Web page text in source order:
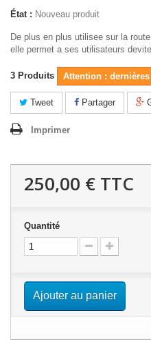
État : Nouveau produit
De plus en plus utilisee sur la
elle permet a ses utilisateurs
3 Produits Attention :
Tweet Partager
Imprimer
250,00 € TTC
Quantité
Ajouter au panier